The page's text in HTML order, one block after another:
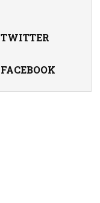
TWITTER
FACEBOOK